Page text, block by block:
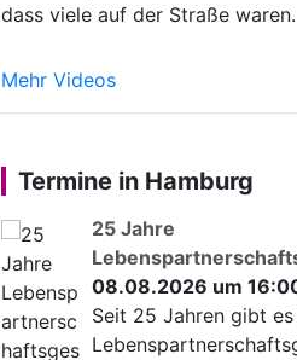
dass viele auf der Straße waren.
Mehr Videos
Termine in Hamburg
25 Jahre
08.08.2026 um
Seit 25 Jahren gibt